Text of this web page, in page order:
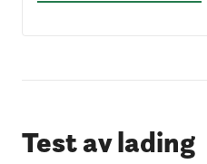
Test av lading